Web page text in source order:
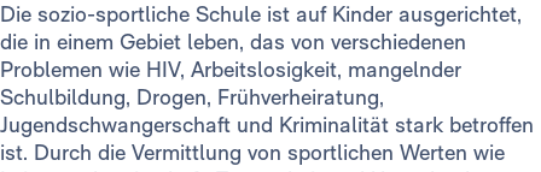
Die sozio-sportliche Schule ist auf Kinder ausgerichtet,
die in einem Gebiet leben, das von verschiedenen
Problemen wie HIV, Arbeitslosigkeit, mangelnder
Schulbildung, Drogen, Frühverheiratung,
Jugendschwangerschaft und Kriminalität stark betroffen
ist. Durch die Vermittlung von sportlichen Werten wie